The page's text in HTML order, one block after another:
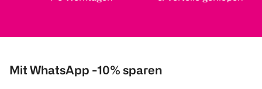
Mit WhatsApp -10% sparen